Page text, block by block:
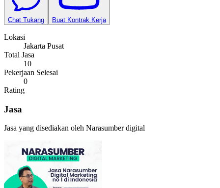
Chat Tukang Buat Kontrak Kerja
Lokasi
Jakarta Pusat
Total Jasa
10
Pekerjaan Selesai
0
Rating
Jasa
Jasa yang disediakan oleh Narasumber digital